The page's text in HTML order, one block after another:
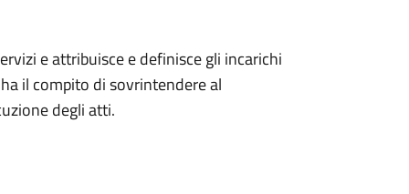
e attribuisce e definisce gli incarichi
il compito di sovrintendere al
degli atti.